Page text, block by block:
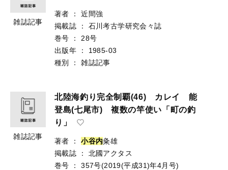
雑誌記事
著者 ：
近間強
掲載誌
：
石川考古学研究会々誌
巻号
：
28号
出版年
：
1985-03
種別
： 雑誌記事
雑誌記事
北陸海釣り完全制覇(46) カレイ 能
登島(七尾市) 複数の竿使い「町の釣
り」
著者 ： 小谷内粂雄
掲載誌
：
北國アクタス
巻号
：
357号(2019(平成31)年4月号)